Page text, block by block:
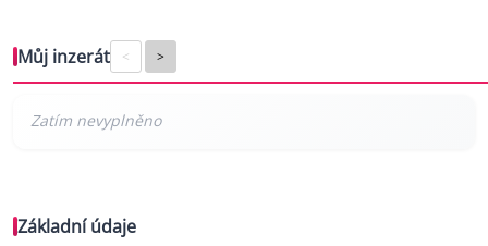
Můj inzerát < >
Základní údaje